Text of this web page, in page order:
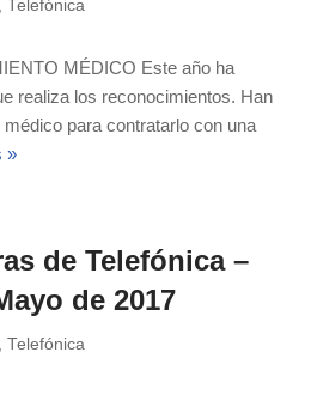
, Telefónica
MÉDICO Este año ha
realiza los reconocimientos. Han
para contratarlo con una
»
de Telefónica –
de 2017
, Telefónica